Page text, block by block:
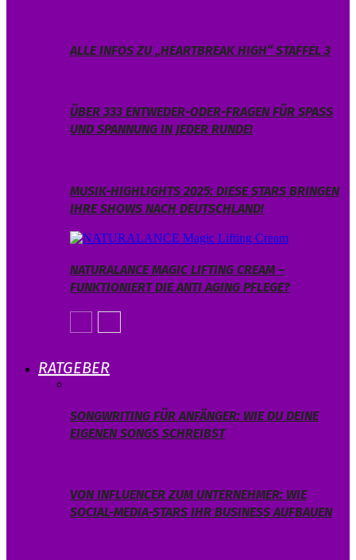
ALLE INFOS ZU „HEARTBREAK HIGH“ STAFFEL 3
ÜBER 333 ENTWEDER-ODER-FRAGEN FÜR SPASS U
ND SPANNUNG IN JEDER RUNDE!
MUSIK-HIGHLIGHTS 2025: DIESE STARS BRINGEN
IHRE SHOWS NACH DEUTSCHLAND!
NATURALANCE MAGIC LIFTING CREAM –
FUNKTIONIERT DIE ANTI AGING PFLEGE?
RATGEBER
SONGWRITING FÜR ANFÄNGER: WIE DU DEINE
EIGENEN SONGS SCHREIBST
VON INFLUENCER ZUM UNTERNEHMER: WIE
SOCIAL-MEDIA-STARS IHR BUSINESS AUFBAUEN